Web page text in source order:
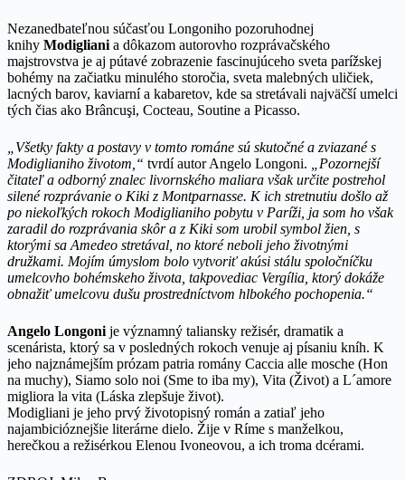
Nezanedbateľnou súčasťou Longoniho pozoruhodnej
knihy Modigliani a dôkazom autorovho rozprávačského
majstrovstva je aj pútavé zobrazenie fascinujúceho sveta parížskej
bohémy na začiatku minulého storočia, sveta malebných uličiek,
lacných barov, kaviarní a kabaretov, kde sa stretávali najväčší umelci
tých čias ako Brâncuşi, Cocteau, Soutine a Picasso.
„Všetky fakty a postavy v tomto románe sú skutočné a zviazané s
Modiglianiho životom,“ tvrdí autor Angelo Longoni.
„Pozornejší
čitateľ a odborný znalec livornského maliara však určite postrehol
silené rozprávanie o Kiki z Montparnasse. K ich stretnutiu došlo až
po niekoľkých rokoch Modiglianiho pobytu v Paríži, ja som ho však
zaradil do rozprávania skôr a z Kiki som urobil symbol žien, s
ktorými sa Amedeo stretával, no ktoré neboli jeho životnými
družkami. Mojím úmyslom bolo vytvoriť akúsi stálu spoločníčku
umelcovho bohémskeho života, takpovediac Vergília, ktorý dokáže
obnažiť umelcovu dušu prostredníctvom hlbokého pochopenia.“
Angelo Longoni je významný taliansky režisér, dramatik a
scenárista, ktorý sa v posledných rokoch venuje aj písaniu kníh. K
jeho najznámejším prózam patria romány Caccia alle mosche (Hon
na muchy), Siamo solo noi (Sme to iba my), Vita (Život) a L´amore
migliora la vita (Láska zlepšuje život).
Modigliani je jeho prvý životopisný román a zatiaľ jeho
najambicióznejšie literárne dielo. Žije v Ríme s manželkou,
herečkou a režisérkou Elenou Ivoneovou, a ich troma dcérami.